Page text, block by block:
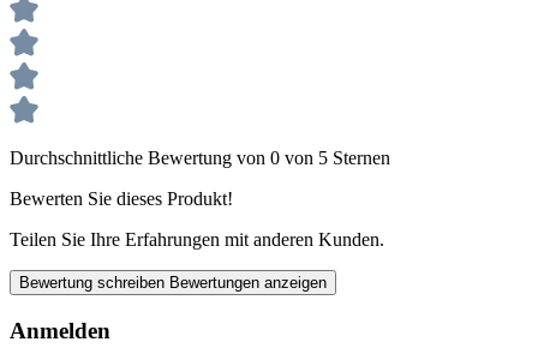
Durchschnittliche Bewertung von 0 von 5 Sternen
Bewerten Sie dieses Produkt!
Teilen Sie Ihre Erfahrungen mit anderen Kunden.
Bewertung schreiben Bewertungen anzeigen
Anmelden